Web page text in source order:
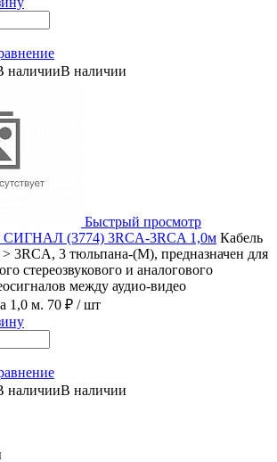
В наличии
Быстрый просмотр
СИГНАЛ (3774) 3RCA-3RCA 1,0м Кабель
3RCA, 3 тюльпана-(M), предназначен для
стереозвукового и аналогового
между аудио-видео
1,0 м. 70 ₽ / шт
В наличии